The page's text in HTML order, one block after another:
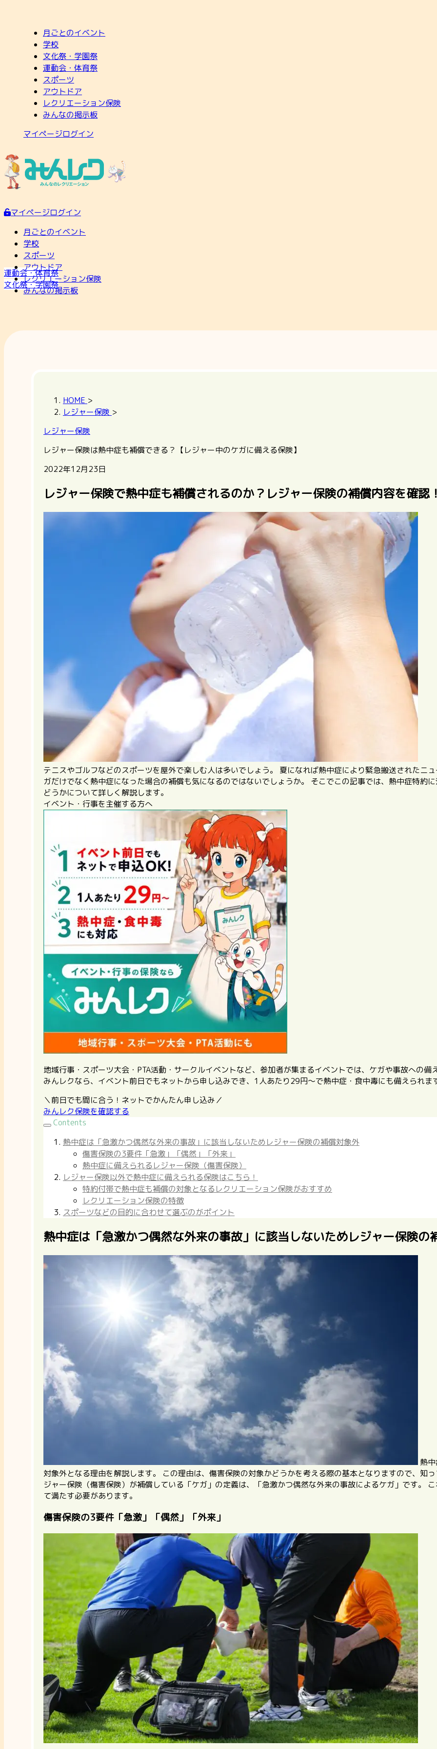
月ごとのイベント
学校
文化祭・学園祭
運動会・体育祭
スポーツ
アウトドア
レクリエーション保険
みんなの掲示板
マイページログイン
マイページログイン
月ごとのイベント
学校
運動会・体育祭
文化祭・学園祭
スポーツ
アウトドア
レクリエーション保険
みんなの掲示板
HOME >
レジャー保険 >
レジャー保険
レジャー保険は熱中症も補償できる？【レジャー中のケガに備える保険】
2022年12月23日
レジャー保険で熱中症も補償されるのか？レジャー保険の補償内容を確認
テニスやゴルフなどのスポーツを屋外で楽しむ人は多いでしょう。 夏になれば熱中症により緊急搬送されたニ
ガだけでなく熱中症になった場合の補償も気になるのではないでしょうか。 そこでこの記事では、熱中症特約
どうかについて詳しく解説します。
イベント・行事を主催する方へ
地域行事・スポーツ大会・PTA活動・サークルイベントなど、参加者が集まるイベントでは、ケガや事故への備
みんレクなら、イベント前日でもネットから申し込みでき、1人あたり29円〜で熱中症・食中毒にも備えられま
＼前日でも間に合う！ネットでかんたん申し込み／
みんレク保険を確認する
Contents
熱中症は「急激かつ偶然な外来の事故」に該当しないためレジャー保険の補償対象外
傷害保険の3要件「急激」「偶然」「外来」
熱中症に備えられるレジャー保険（傷害保険）
レジャー保険以外で熱中症に備えられる保険はこちら！
特約付帯で熱中症も補償の対象となるレクリエーション保険がおすすめ
レクリエーション保険の特徴
スポーツなどの目的に合わせて選ぶのがポイント
熱中症は「急激かつ偶然な外来の事故」に該当しないためレジャー保険の
熱
対象外となる理由を解説します。 この理由は、傷害保険の対象かどうかを考える際の基本となりますので、知
ジャー保険（傷害保険）が補償している「ケガ」の定義は、
「急激かつ偶然な外来の事故によるケガ」 です。
て満たす必要があります。
傷害保険の3要件「急激」「偶然」「外来」